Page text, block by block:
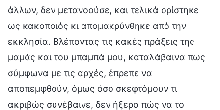
άλλων, δεν μετανοούσε, και τελικά ορίστηκε
ως κακοποιός κι απομακρύνθηκε από την
εκκλησία. Βλέποντας τις κακές πράξεις της
μαμάς και του μπαμπά μου, καταλάβαινα πως
σύμφωνα με τις αρχές, έπρεπε να
αποπεμφθούν, όμως όσο σκεφτόμουν τι
ακριβώς συνέβαινε, δεν ήξερα πώς να το